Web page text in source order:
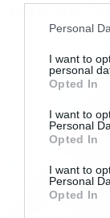
Please note
not limited to
grant or deny
use your data
consent section.
Personal
I want to
personal
Opted In
I want to
Personal
Opted In
I want to
Personal
Opted In
από τις